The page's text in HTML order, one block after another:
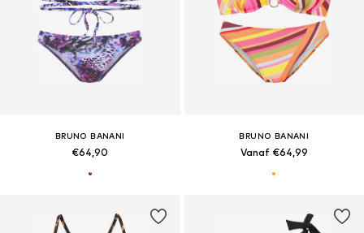
BRUNO BANANI
€64,90
BRUNO BANANI
Vanaf €64,99